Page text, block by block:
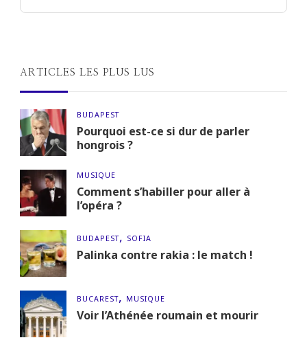
ARTICLES LES PLUS LUS
BUDAPEST
Pourquoi est-ce si dur de parler
hongrois ?
MUSIQUE
Comment s’habiller pour aller à
l’opéra ?
BUDAPEST SOFIA
Palinka contre rakia : le match !
BUCAREST MUSIQUE
Voir l’Athénée roumain et mourir